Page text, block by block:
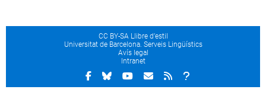
CC BY-SA Llibre d’estil
Universitat de Barcelona. Serveis Lingüístics
Avís legal
Intranet